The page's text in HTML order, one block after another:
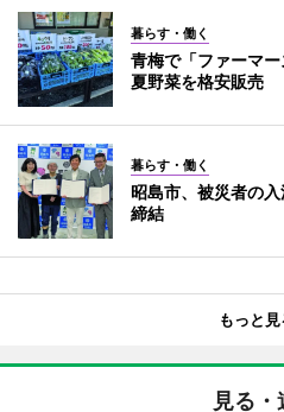
暮らす・働く
青梅で「ファーマ
夏野菜を格安販売
暮らす・働く
昭島市、被災者の
締結
もっと見
見る・